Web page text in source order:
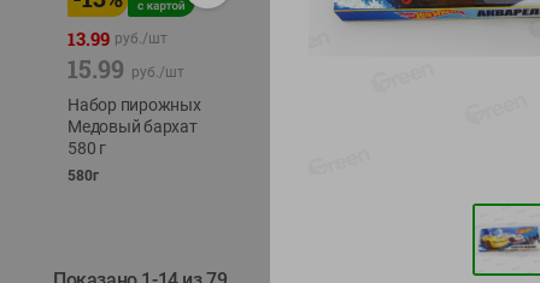
13.99 руб./шт
15.99 руб./шт
Набор пирожных
Медовый бархат
580 г
580г